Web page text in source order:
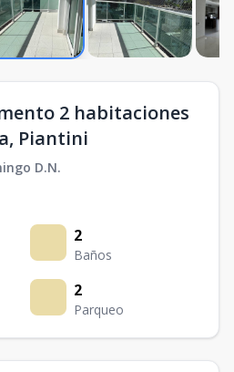
2 habitaciones
Piantini
D.N.
2
Baños
2
Parqueo